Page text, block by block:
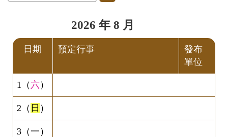
2026 年 8 月
日期 預定行事
發布
單位
1（ 六）
2（ 日 ）
3（一）